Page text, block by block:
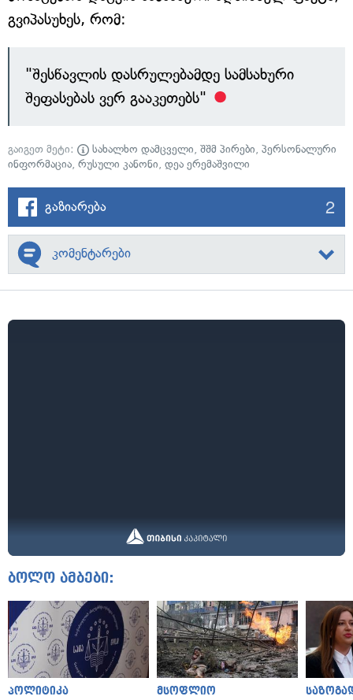
გვიპასუხეს, რომ:
"შესწავლის დასრულებამდე სამსახური
შეფასებას ვერ გააკეთებს"
გაიგეთ მეტი: სახალხო დამცველი, შშმ პირები, პერსონალური
ინფორმაცია, რუსული კანონი, დეა ერემაშვილი
გაზიარება 2
კომენტარები
ბოლო ამბები:
პოლიტიკა მსოფლიო